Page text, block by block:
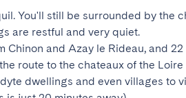
You'll still be surrounded by the
are restful and very quiet.
Chinon and Azay le Rideau, and
route to the chateaux of the Loire
dwellings and even villages to